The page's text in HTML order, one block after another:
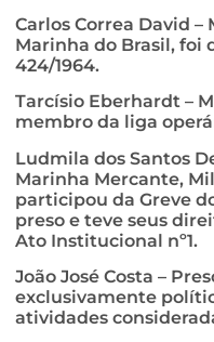
Carlos Correa David
Marinha do Brasil, foi
424/1964.
Tarcísio Eberhardt –
membro da liga
Ludmila dos Santos
Marinha Mercante,
participou da Greve
preso e teve seus
Ato Institucional nº1.
João José Costa –
exclusivamente
atividades